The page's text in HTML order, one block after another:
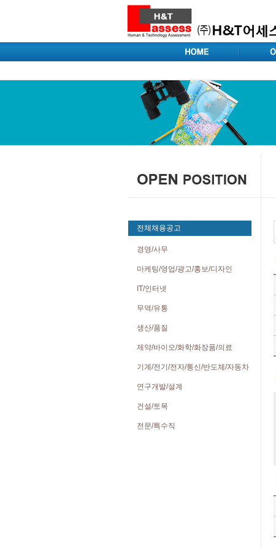
전체채용공고
경영/사무
마케팅/영업/광고/홍보/디자인
IT/인터넷
무역/유통
생산/품질
제약/바이오/화학/화장품/의료
기계/전기/전자/통신/반도체/자동차
연구개발/설계
건설/토목
전문/특수직